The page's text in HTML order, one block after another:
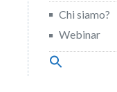
Chi siamo?
Webinar